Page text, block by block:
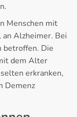
Menschen mit
Alzheimer. Bei
betroffen. Die
dem Alter
erkranken,
Demenz